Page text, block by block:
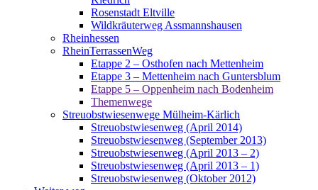
Rosenstadt Eltville
Wildkräuterweg Assmannshausen
Rheinhessen
RheinTerrassenWeg
Etappe 2 – Osthofen nach Mettenheim
Etappe 3 – Mettenheim nach Guntersblum
Etappe 5 – Oppenheim nach Bodenheim
Themenwege
Streuobstwiesenwege Mülheim-Kärlich
Streuobstwiesenweg (April 2014)
Streuobstwiesenweg (September 2013)
Streuobstwiesenweg (April 2013 – 2)
Streuobstwiesenweg (April 2013 – 1)
Streuobstwiesenweg (Oktober 2012)